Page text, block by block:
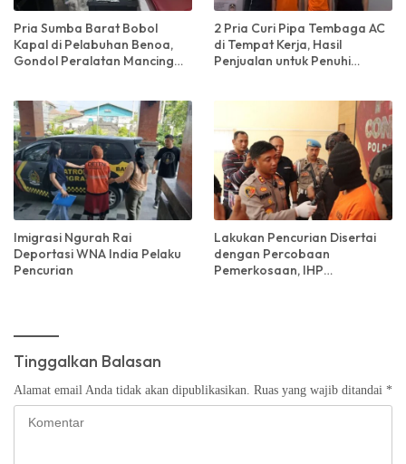
Pria Sumba Barat Bobol
Kapal di Pelabuhan Benoa,
Gondol Peralatan Mancing
2 Pria Curi Pipa Tembaga AC
di Tempat Kerja, Hasil
Penjualan untuk Penuhi
Imigrasi Ngurah Rai
Deportasi WNA India Pelaku
Pencurian
Lakukan Pencurian Disertai
dengan Percobaan
Pemerkosaan, IHP
Tinggalkan Balasan
Alamat email Anda tidak akan dipublikasikan. Ruas yang wajib ditandai *